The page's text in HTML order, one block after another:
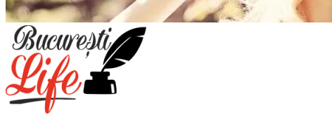
Meniu
principal